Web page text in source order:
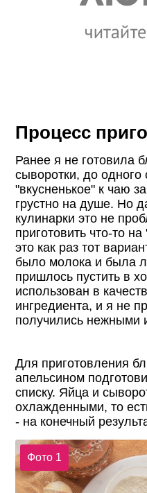
Процесс
Ранее я не готовила
сыворотки, до одного
"вкусненькое" к чаю
грустно на душе. Но
кулинарки это не
приготовить что-то
это как раз тот
было молока и была
пришлось пустить в
использован в
ингредиента, и я не
получились нежными
Для приготовления
апельсином
списку. Яйца и
охлажденными, то
- на конечный
Фото 1